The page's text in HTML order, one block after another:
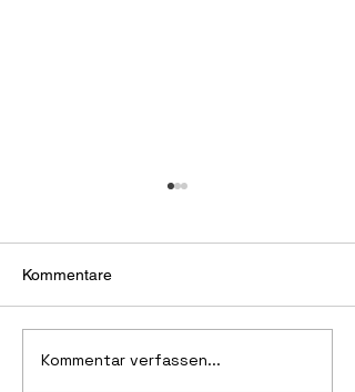
Kommentare
Kommentar verfassen...